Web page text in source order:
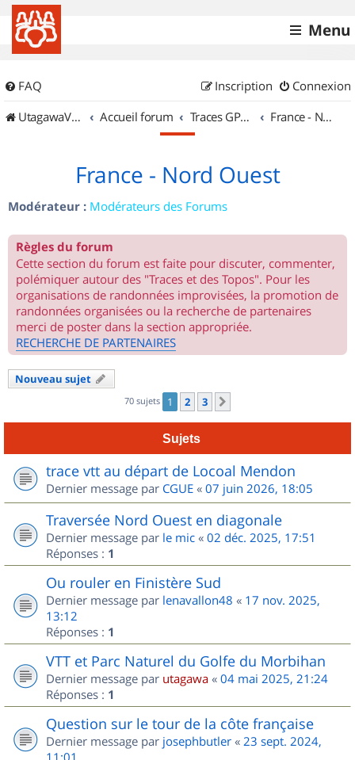
Menu
FAQ Connexion
Inscription
UtagawaVTT (Randos VTT et VTTAE avec traces GPS)
Accueil forum Traces GPS de randos VTT France - Nord Ouest
France - Nord Ouest
Modérateur : Modérateurs des Forums
Règles du forum
Cette section du forum est faite pour discuter, commenter,
polémiquer autour des "Traces et des Topos". Pour les
organisations de randonnées improvisées, la promotion de
randonnées organisées ou la recherche de partenaires
merci de poster dans la section appropriée.
RECHERCHE DE PARTENAIRES
Nouveau sujet
70 sujets 1 2 3
Sujets
trace vtt au départ de Locoal Mendon
Dernier message par CGUE « 07 juin 2026, 18:05
Traversée Nord Ouest en diagonale
Dernier message par le mic « 02 déc. 2025, 17:51
Réponses : 1
Ou rouler en Finistère Sud
Dernier message par lenavallon48 « 17 nov. 2025,
13:12
Réponses : 1
VTT et Parc Naturel du Golfe du Morbihan
Dernier message par utagawa « 04 mai 2025, 21:24
Réponses : 1
Question sur le tour de la côte française
Dernier message par josephbutler « 23 sept. 2024,
11:01